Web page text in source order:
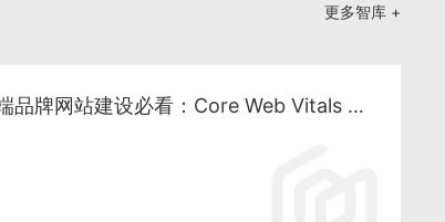
更多智库 +
高端品牌网站建设必看：Core Web Vitals 深度优化与性能工程化落地